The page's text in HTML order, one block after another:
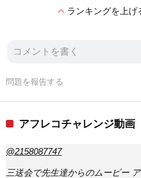
expand_lessランキングを上げ
問題を報告する
アフレコチャレンジ動画
@2158087747
三送会で先生達からのムービー